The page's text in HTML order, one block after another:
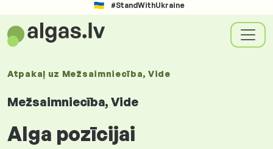
#StandWithUkraine
Atpakaļ uz Mežsaimniecība, Vide
Mežsaimniecība, Vide
Alga pozīcijai